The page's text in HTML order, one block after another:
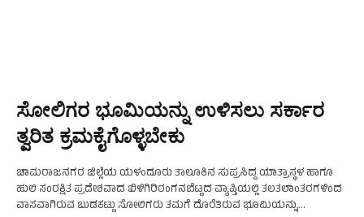
ಸೋಲಿಗರ ಭೂಮಿಯನ್ನು ಉಳಿಸಲು ಸರ್ಕಾರ
ತ್ವರಿತ ಕ್ರಮಕೈಗೊಳ್ಳಬೇಕು
ಚಾಮರಾಜನಗರ ಜಿಲ್ಲೆಯ ಯಳಂದೂರು ತಾಲೂಕಿನ ಸುಪ್ರಸಿದ್ದ ಯಾತ್ರಾಸ್ಥಳ ಹಾಗೂ
ಹುಲಿ ಸಂರಕ್ಷಿತ ಪ್ರದೇಶವಾದ ಬಿಳಿಗಿರಿರಂಗನಬೆಟ್ಟದ ವ್ಯಾಪ್ತಿಯಲ್ಲಿ ತಲತಲಾಂತರಗಳಿಂದ
ವಾಸವಾಗಿರುವ ಬುಡಕಟ್ಟು ಸೋಲಿಗರು ತಮಗೆ ದೊರೆತಿರುವ ಭೂಮಿಯನ್ನು